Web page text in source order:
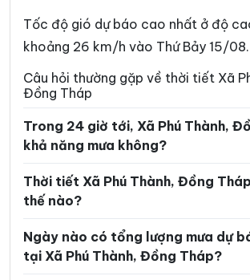
Xã Kim Sơn Xã Lai Vung
Xã Lấp Vò Xã Long Bình
Xã Long Định Xã Long
Xã Long Tiên
Xã Lương Hòa Lạc
Xã Mỹ Đức Tây Xã Mỹ Hiệp
Xã Mỹ Lợi
Xã Mỹ Thành Xã Mỹ Thiện
Xã Mỹ Thọ Xã Mỹ Tịnh
Tốc độ gió dự báo cao nhất ở độ
khoảng 26 km/h vào Thứ Bảy 15/08.
Câu hỏi thường gặp về thời tiết Xã
Đồng Tháp
Trong 24 giờ tới, Xã Phú Thành,
khả năng mưa không?
Thời tiết Xã Phú Thành, Đồng
thế nào?
Ngày nào có tổng lượng mưa dự
tại Xã Phú Thành, Đồng Tháp?